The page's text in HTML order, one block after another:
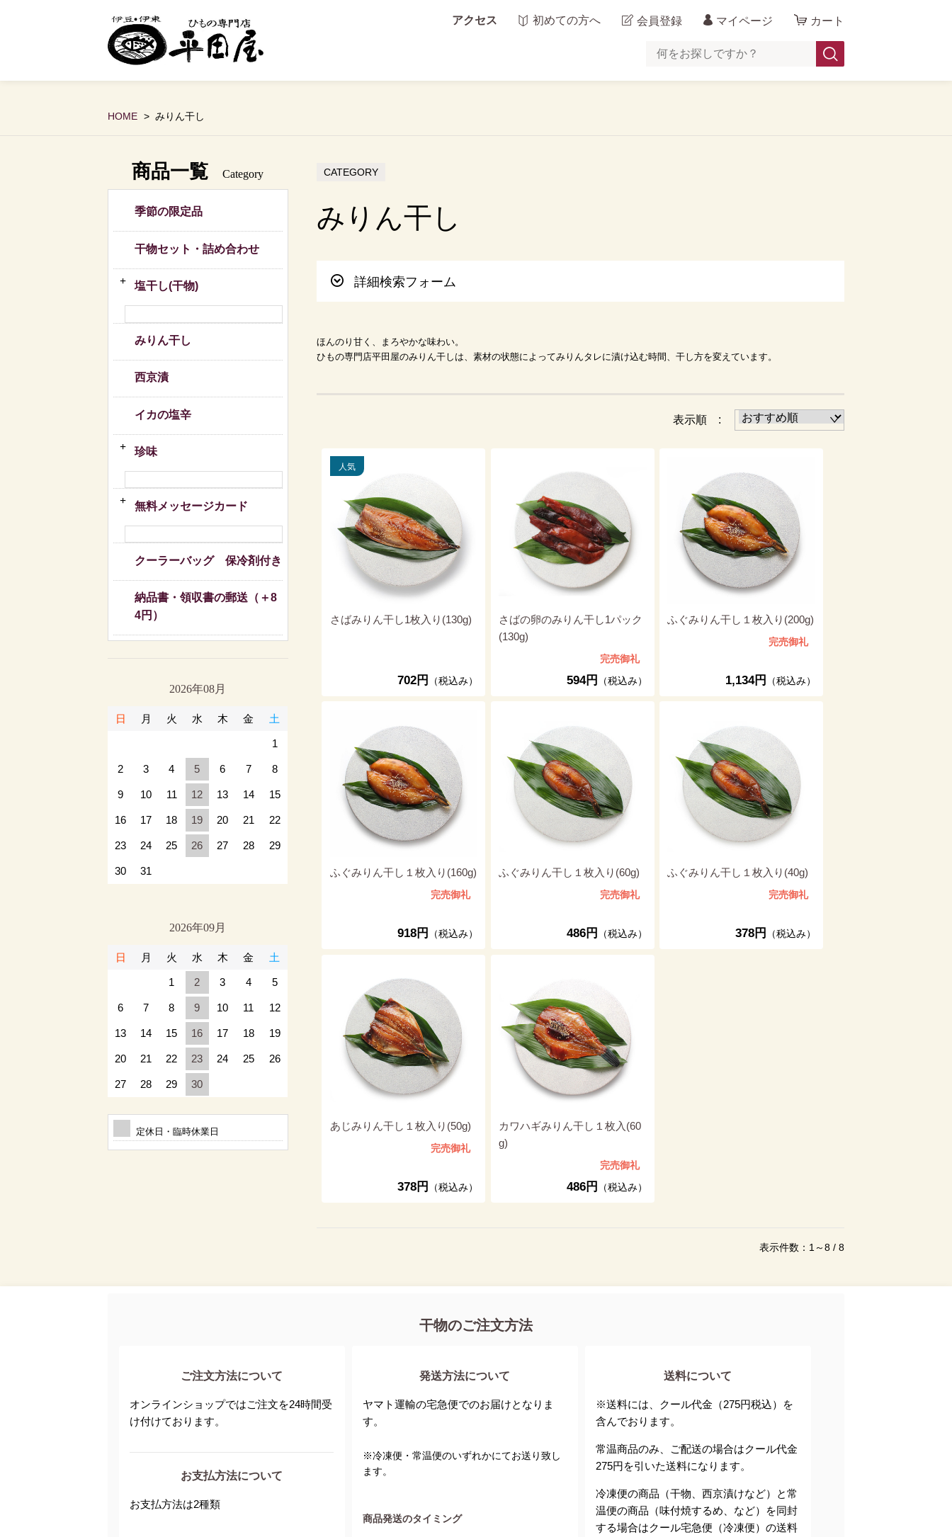
アクセス 初めての方へ 会員登録 マイページ カート
HOME みりん干し
CATEGORY
みりん干し
詳細検索フォーム
ほんのり甘く、まろやかな味わい。
ひもの専門店平田屋のみりん干しは、素材の状態によってみりんタレに漬け込む時間、干し方を変えています。
表示順 :
さばみりん干し1枚入り(130g)
702円 （税込み）
さばの卵のみりん干し1パック
(130g)
594円 （税込み）
完売御礼
ふぐみりん干し１枚入り(200g)
1,134円 （税込み）
完売御礼
ふぐみりん干し１枚入り(160g)
918円 （税込み）
完売御礼
ふぐみりん干し１枚入り(60g)
486円 （税込み）
完売御礼
ふぐみりん干し１枚入り(40g)
378円 （税込み）
完売御礼
あじみりん干し１枚入り(50g)
378円 （税込み）
完売御礼
カワハギみりん干し１枚入(60
g)
486円 （税込み）
完売御礼
表示件数：1～8 / 8
商品一覧 Category
季節の限定品
干物セット・詰め合わせ
塩干し(干物)
みりん干し
西京漬
イカの塩辛
珍味
無料メッセージカード
クーラーバッグ 保冷剤付き
納品書・領収書の郵送（＋8
4円）
2026年08月
日 月 火 水 木 金 土
1
2 3 4 5 6 7 8
9 10 11 12 13 14 15
16 17 18 19 20 21 22
23 24 25 26 27 28 29
30 31
2026年09月
日 月 火 水 木 金 土
1 2 3 4 5
6 7 8 9 10 11 12
13 14 15 16 17 18 19
20 21 22 23 24 25 26
27 28 29 30
定休日・臨時休業日
干物のご注文方法
ご注文方法について
オンラインショップではご注文を24時間受
け付けております。
お支払方法について
お支払方法は2種類
発送方法について
ヤマト運輸の宅急便でのお届けとなりま
す。
※冷凍便・常温便のいずれかにてお送り致し
ます。
商品発送のタイミング
送料について
※送料には、クール代金（275円税込）を
含んでおります。
常温商品のみ、ご配送の場合はクール代金
275円を引いた送料になります。
冷凍便の商品（干物、西京漬けなど）と常
温便の商品（味付焼するめ、など）を同封
する場合はクール宅急便（冷凍便）の送料